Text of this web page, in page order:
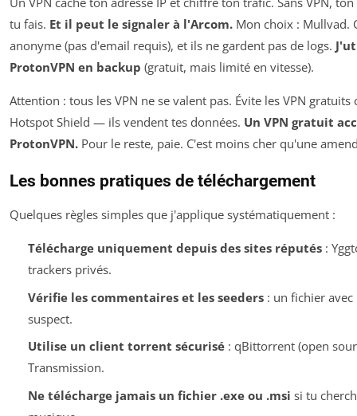
tu fais. Et il peut le signaler à l'Arcom. Mon choix : Mullvad.
anonyme (pas d'email requis), et ils ne gardent pas de logs.
ProtonVPN en backup (gratuit, mais limité en vitesse).
Attention : tous les VPN ne se valent pas. Évite les VPN
Hotspot Shield — ils vendent tes données. Un VPN gratuit
ProtonVPN. Pour le reste, paie. C'est moins cher qu'une
Les bonnes pratiques de téléchargement
Quelques règles simples que j'applique systématiquement :
Télécharge uniquement depuis des sites réputés:
trackers privés.
Vérifie les commentaires et les seeders: un fichier avec
suspect.
Utilise un client torrent sécurisé: qBittorrent (open
Transmission.
Ne télécharge jamais un fichier .exe ou .msi si tu